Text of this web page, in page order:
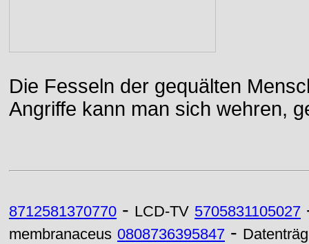
Die Fesseln der gequälten
Angriffe kann man sich wehren,
8712581370770 - LCD-TV 5705831105027
membranaceus 0808736395847 -